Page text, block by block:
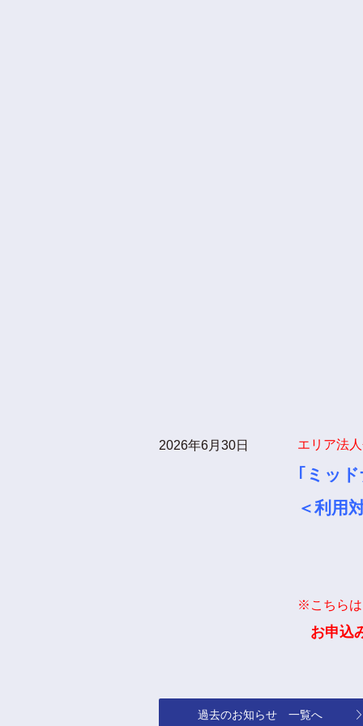
2026年6月30日 エリア法
｢ミッ
＜利用
※こちらは
お申込
過去のお知らせ 一覧へ